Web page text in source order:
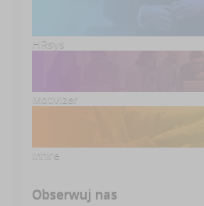
HRsys
Motivizer
Inhire
Obserwuj nas